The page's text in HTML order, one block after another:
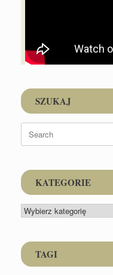
SZUKAJ
Search
for:
KATEGORIE
KATEGORIE
TAGI